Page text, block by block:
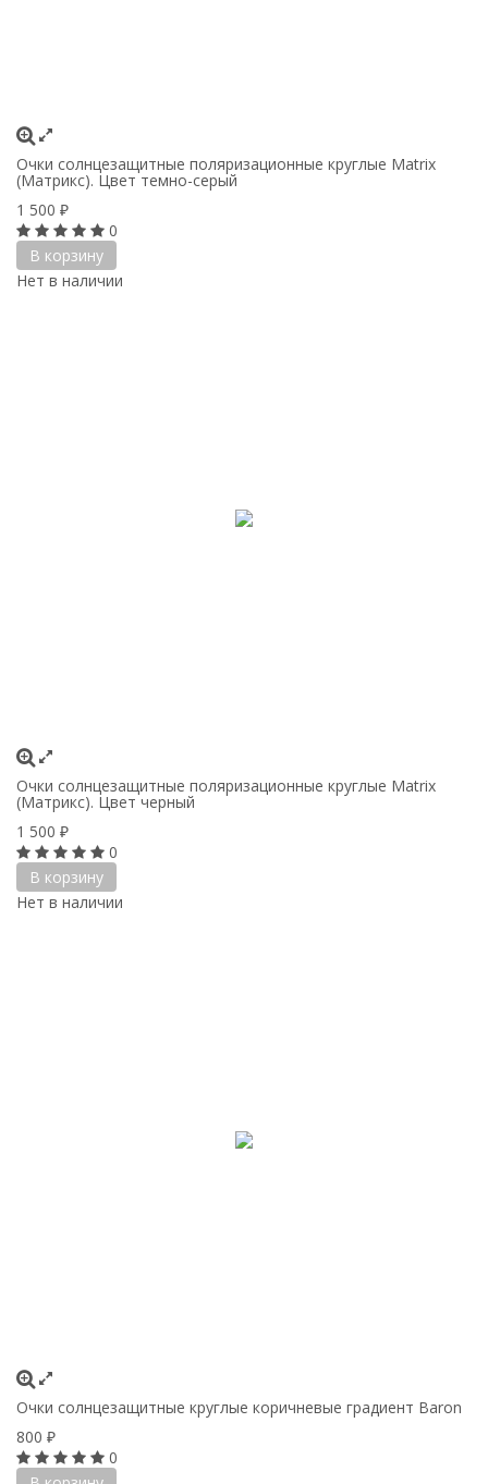
Очки солнцезащитные поляризационные круглые Matrix
(Матрикс). Цвет темно-серый
1 500 ₽
0
В корзину
Нет в наличии
Очки солнцезащитные поляризационные круглые Matrix
(Матрикс). Цвет черный
1 500 ₽
0
В корзину
Нет в наличии
Очки солнцезащитные круглые коричневые градиент Baron
800 ₽
0